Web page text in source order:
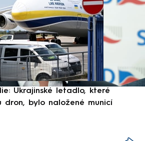
Ukrajinské letadlo, které
dron, bylo naložené municí